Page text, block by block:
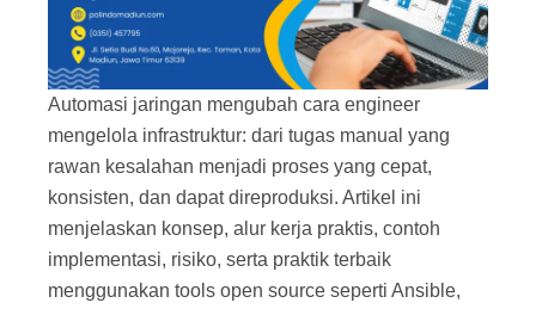
Automasi jaringan mengubah cara engineer
mengelola infrastruktur: dari tugas manual yang
rawan kesalahan menjadi proses yang cepat,
konsisten, dan dapat direproduksi. Artikel ini
menjelaskan konsep, alur kerja praktis, contoh
implementasi, risiko, serta praktik terbaik
menggunakan tools open source seperti Ansible,